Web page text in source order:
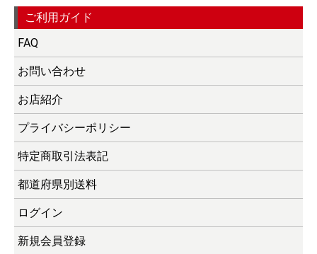
ご利用ガイド
FAQ
お問い合わせ
お店紹介
プライバシーポリシー
特定商取引法表記
都道府県別送料
ログイン
新規会員登録